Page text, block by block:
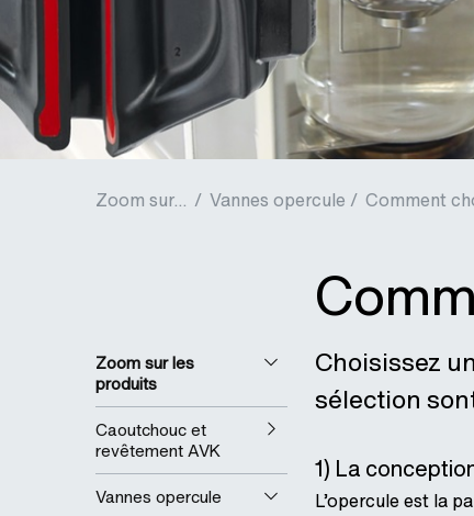
Zoom sur... / Vannes opercule / Comment
Zoom sur les
produits
Caoutchouc et
revêtement AVK
Vannes opercule
Choisissez
sélection
1) La
L’opercule est la